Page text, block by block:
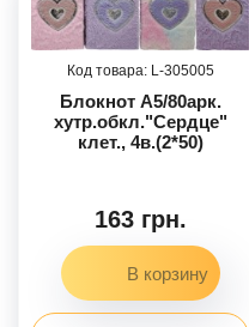
305005
Блокнот А5/80арк.
хутр.обкл."Сердце"
клет., 4в.(2*50)
163 грн.